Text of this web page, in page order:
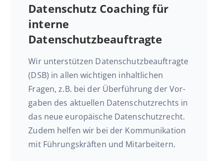
Daten­schutz Coaching für
interne
Datenschutzbeauftragte
Wir un­ter­stüt­zen Datenschutz­beauftragte
(DSB) in allen wich­ti­gen in­halt­li­chen
Fragen, z.B. bei der Über­füh­rung der Vor­
ga­ben des ak­tu­el­len Da­ten­schutz­rechts in
das neue eu­ro­päi­sche Da­ten­schutz­recht.
Zudem helfen wir bei der Kom­mu­ni­ka­ti­on
mit Füh­rungs­kräf­ten und Mitarbeitern.